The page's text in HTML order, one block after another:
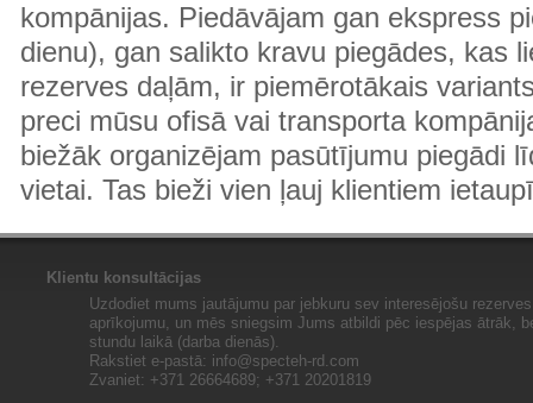
kompānijas. Piedāvājam gan ekspress
dienu), gan salikto kravu piegādes, kas
rezerves daļām, ir piemērotākais
preci mūsu ofisā vai transporta
biežāk organizējam pasūtījumu piegādi
vietai. Tas bieži vien ļauj klientiem
Klientu konsultācijas
Uzdodiet mums jautājumu par jebkuru sev interesējošu
aprīkojumu, un mēs sniegsim Jums atbildi pēc iespējas ātrāk,
stundu laikā (darba dienās).
Rakstiet e-pastā: info@specteh-rd.com
Zvaniet: +371 26664689; +371 20201819